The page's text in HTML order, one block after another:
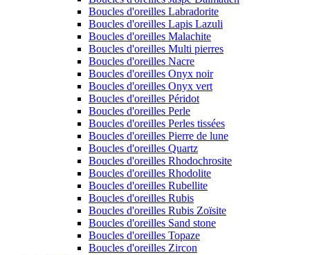
Boucles d'oreilles Labradorite
Boucles d'oreilles Lapis Lazuli
Boucles d'oreilles Malachite
Boucles d'oreilles Multi pierres
Boucles d'oreilles Nacre
Boucles d'oreilles Onyx noir
Boucles d'oreilles Onyx vert
Boucles d'oreilles Péridot
Boucles d'oreilles Perle
Boucles d'oreilles Perles tissées
Boucles d'oreilles Pierre de lune
Boucles d'oreilles Quartz
Boucles d'oreilles Rhodochrosite
Boucles d'oreilles Rhodolite
Boucles d'oreilles Rubellite
Boucles d'oreilles Rubis
Boucles d'oreilles Rubis Zoïsite
Boucles d'oreilles Sand stone
Boucles d'oreilles Topaze
Boucles d'oreilles Zircon